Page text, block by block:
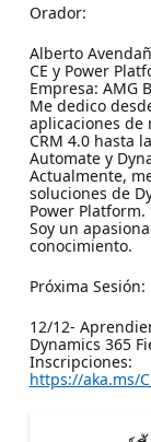
Orador:
Alberto
CE y Power
Empresa: AMG
Me dedico
aplicaciones de
CRM 4.0 hasta
Automate y
Actualmente,
soluciones de
Power Platform.
Soy un
conocimiento.
Próxima Sesión:
12/12-
Dynamics 365
Inscripciones:
https://aka.ms/